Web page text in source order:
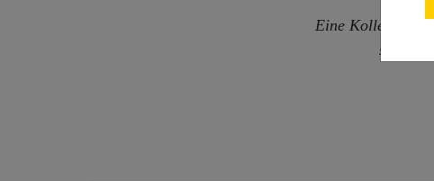
Eine Kollektion
sie